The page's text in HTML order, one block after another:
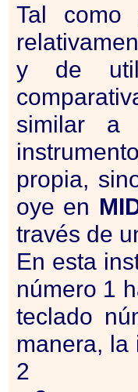
Tal como
y de
similar a
propia,
oye en
través de
En esta
número 1
teclado
manera, la
2